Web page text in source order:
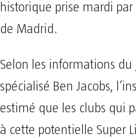
historique prise mardi par
de Madrid.
Selon les informations du
spécialisé Ben Jacobs,
estimé que les clubs qui
à cette potentielle Super